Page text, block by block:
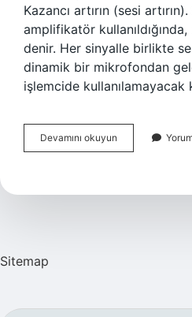
Kazancı artırın (sesi
amplifikatör
denir. Her sinyalle birlikte
dinamik bir mikrofondan
işlemcide
Devamını okuyun
Ses
Sitemap